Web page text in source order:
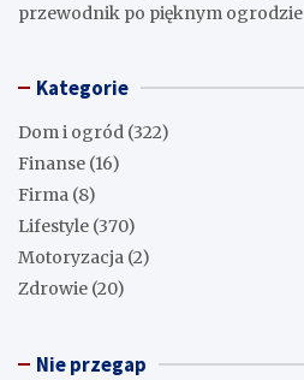
przewodnik po pięknym ogrodzie
Kategorie
Dom i ogród (322)
Finanse (16)
Firma (8)
Lifestyle (370)
Motoryzacja (2)
Zdrowie (20)
Nie przegap